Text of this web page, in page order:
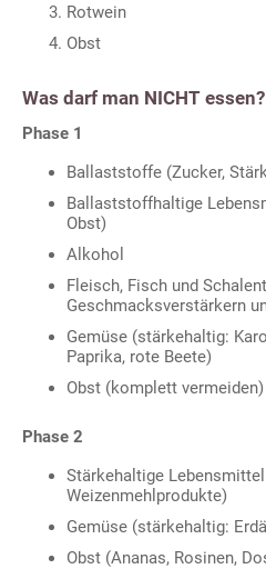
Rotwein
Obst
Was darf man NICHT essen?
Phase 1
Ballaststoffe (Zucker,
Ballaststoffhaltige
Obst)
Alkohol
Fleisch, Fisch und
Geschmacksverstärkern
Gemüse (stärkehaltig:
Paprika, rote Beete)
Obst (komplett vermeiden)
Phase 2
Stärkehaltige
Weizenmehlprodukte)
Gemüse (stärkehaltig:
Obst (Ananas, Rosinen,